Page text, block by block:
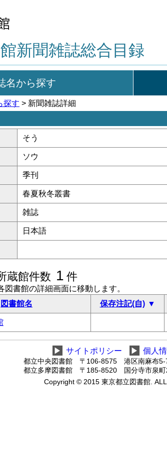
新聞雑誌総合目録
名から探す
探す > 新聞雑誌詳細
そう
ソウ
季刊
春夏秋冬叢書
雑誌
日本語
蔵館件数 1 件
書館の詳細画面に移動します。
図書館名 保存注記(自)
▶ サイトポリシー ▶ 個人
都立中央図書館 〒106-8575 港区南麻布
都立多摩図書館 〒185-8520 国分寺市泉
Copyright © 2015 東京都立図書館.